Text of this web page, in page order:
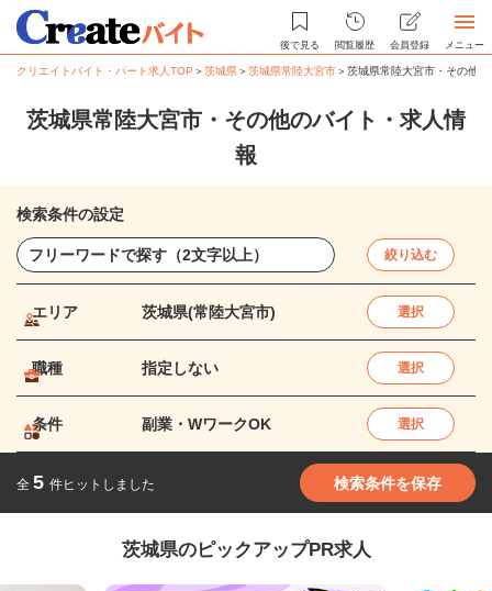
後で見る 閲覧履歴 会員登録 メニュー
クリエイトバイト・パート求人TOP ＞茨城県＞茨城県常陸大宮市＞茨城県常陸大宮市・その他
茨城県常陸大宮市・その他のバイト・求人情
報
検索条件の設定
絞り込む
エリア 茨城県(常陸大宮市) 選択
職種 指定しない 選択
条件 副業・WワークOK 選択
全 5 件ヒットしました 検索条件を保存
茨城県のピックアップPR求人